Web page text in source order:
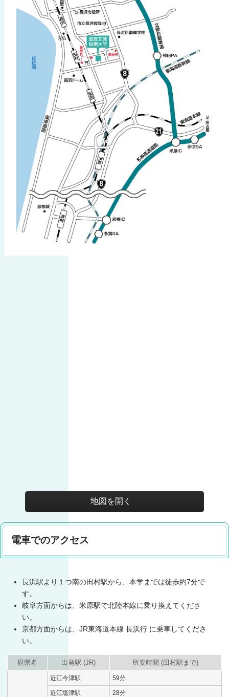
地図を開く
電車でのアクセス
長浜駅より１つ南の田村駅から、本学までは徒歩約7分で
す。
岐阜方面からは、米原駅で北陸本線に乗り換えてくださ
い。
京都方面からは、JR東海道本線 長浜行 に乗車してくださ
い。
府県名 出発駅 (JR) 所要時間 (田村駅まで)
近江今津駅 59分
近江塩津駅 28分